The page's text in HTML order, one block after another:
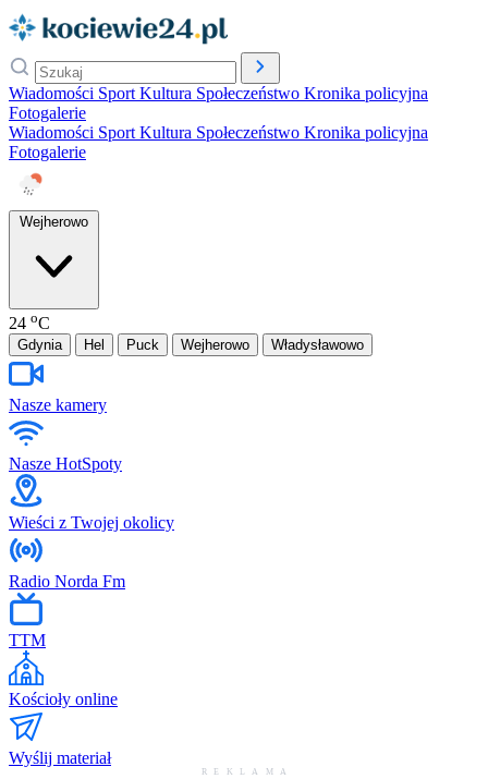
Wiadomości Sport Kultura Społeczeństwo Kronika policyjna
Fotogalerie
Wiadomości Sport Kultura Społeczeństwo Kronika policyjna
Fotogalerie
Wejherowo
24 oC
Gdynia Hel Puck Wejherowo Władysławowo
Nasze kamery
Nasze HotSpoty
Wieści z Twojej okolicy
Radio Norda Fm
TTM
Kościoły online
Wyślij materiał
REKLAMA